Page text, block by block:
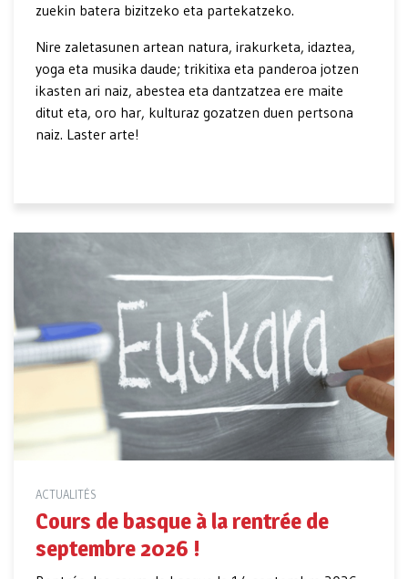
zuekin batera bizitzeko eta partekatzeko.
Nire zaletasunen artean natura, irakurketa, idaztea,
yoga eta musika daude; trikitixa eta panderoa jotzen
ikasten ari naiz, abestea eta dantzatzea ere maite
ditut eta, oro har, kulturaz gozatzen duen pertsona
naiz. Laster arte!
ACTUALITÉS
Cours de basque à la rentrée de
septembre 2026 !